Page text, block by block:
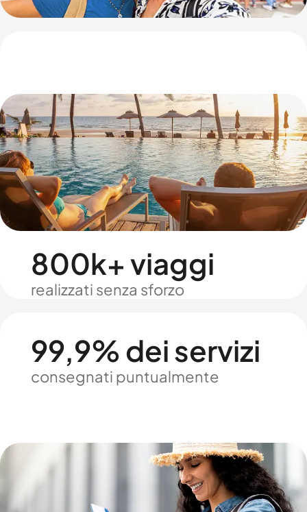
800k+ viaggi
realizzati senza sforzo
99,9% dei servizi
consegnati puntualmente